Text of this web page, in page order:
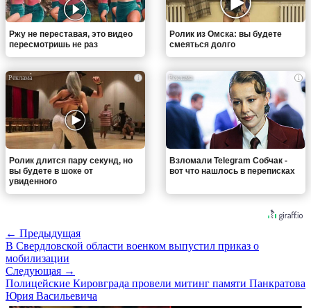
Ржу не переставая, это видео
пересмотришь не раз
Ролик из Омска: вы будете
смеяться долго
i
Ролик длится пару секунд, но
вы будете в шоке от
увиденного
i
Взломали Telegram Собчак -
вот что нашлось в переписках
← Предыдущая
В Свердловской области военком выпустил приказ о
мобилизации
Следующая →
Полицейские Кировграда провели митинг памяти Панкратова
Юрия Васильевича